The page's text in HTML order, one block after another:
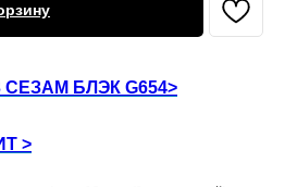
БЛЭК G654>
>